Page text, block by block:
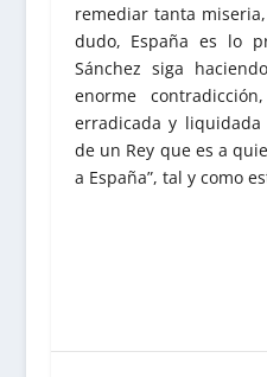
remediar tanta
dudo, España es lo
Sánchez siga
enorme
erradicada y
de un Rey que es a
a España”, tal y como